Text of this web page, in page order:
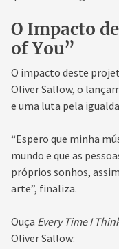
O Impacto
of You”
O impacto deste
Oliver Sallow, o
e uma luta pela
“Espero que minha
mundo e que as
próprios sonhos,
arte”, finaliza.
Ouça Every Time I
Oliver Sallow: